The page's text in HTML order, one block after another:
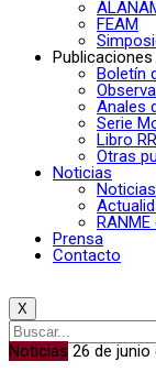
FEAM
Publicaciones
Boletín
Anales
Serie
Libro
Otras
Noticias
Noticias
Prensa
Contacto
X
Noticias 26 de junio